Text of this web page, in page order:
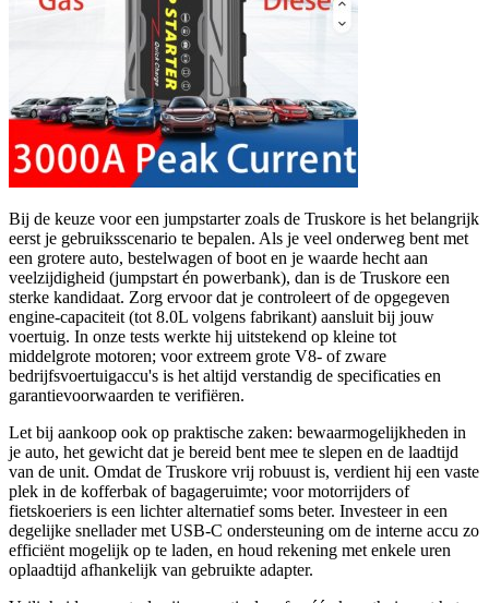
Bij de keuze voor een jumpstarter zoals de Truskore is het belangrijk
eerst je gebruiksscenario te bepalen. Als je veel onderweg bent met
een grotere auto, bestelwagen of boot en je waarde hecht aan
veelzijdigheid (jumpstart én powerbank), dan is de Truskore een
sterke kandidaat. Zorg ervoor dat je controleert of de opgegeven
engine-capaciteit (tot 8.0L volgens fabrikant) aansluit bij jouw
voertuig. In onze tests werkte hij uitstekend op kleine tot
middelgrote motoren; voor extreem grote V8- of zware
bedrijfsvoertuigaccu's is het altijd verstandig de specificaties en
garantievoorwaarden te verifiëren.
Let bij aankoop ook op praktische zaken: bewaarmogelijkheden in
je auto, het gewicht dat je bereid bent mee te slepen en de laadtijd
van de unit. Omdat de Truskore vrij robuust is, verdient hij een vaste
plek in de kofferbak of bagageruimte; voor motorrijders of
fietskoeriers is een lichter alternatief soms beter. Investeer in een
degelijke snellader met USB-C ondersteuning om de interne accu zo
efficiënt mogelijk op te laden, en houd rekening met enkele uren
oplaadtijd afhankelijk van gebruikte adapter.